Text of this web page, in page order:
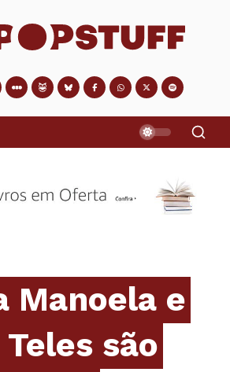
Manoela e
são